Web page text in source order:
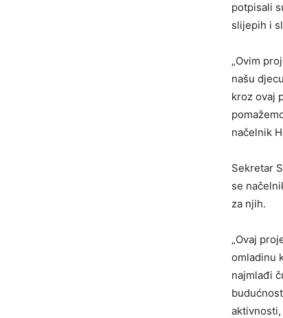
potpisali
slijepih i
„Ovim
našu
kroz ovaj
načelnik
Sekretar
se
za njih.
„Ovaj
omladinu
najmlađi